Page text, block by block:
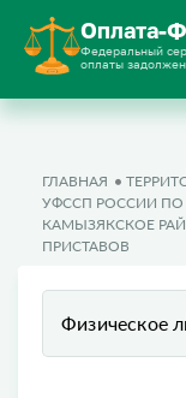
Оплата-
Федеральный
оплаты
ГЛАВНАЯ
УФССП РОССИИ ПО
КАМЫЗЯКСКОЕ
ПРИСТАВОВ
Физическое